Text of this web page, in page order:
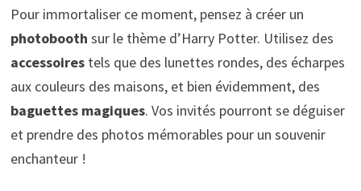
Pour immortaliser ce moment, pensez à créer un
photobooth sur le thème d’Harry Potter. Utilisez des
accessoirestels que des lunettes rondes, des écharpes
aux couleurs des maisons, et bien évidemment, des
baguettes magiques. Vos invités pourront se déguiser
et prendre des photos mémorables pour un souvenir
enchanteur !